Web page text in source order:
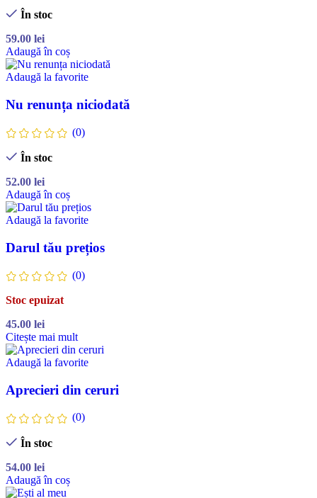
În stoc
59.00 lei
Adaugă în coș
Adaugă la favorite
Nu renunța niciodată
(0)
În stoc
52.00 lei
Adaugă în coș
Adaugă la favorite
Darul tău prețios
(0)
Stoc epuizat
45.00 lei
Citește mai mult
Adaugă la favorite
Aprecieri din ceruri
(0)
În stoc
54.00 lei
Adaugă în coș